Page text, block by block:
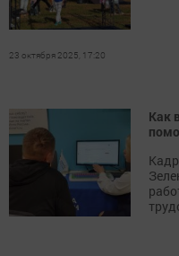
23 октября 2025, 17:20
Как